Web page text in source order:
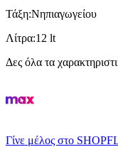
Τάξη:Νηπιαγωγείου
Λίτρα:12 lt
Δες όλα τα
Γίνε μέλος στο